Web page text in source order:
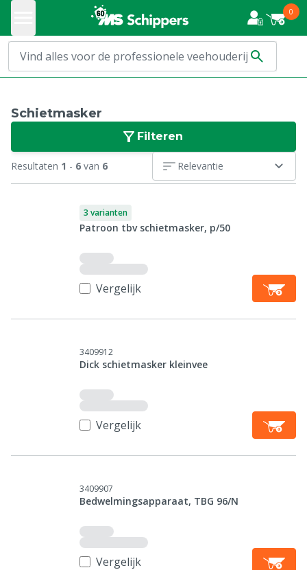
0
Schietmasker
Filteren
Resultaten 1 - 6 van 6 Relevantie
3 varianten
Patroon tbv schietmasker, p/50
Vergelijk
3409912
Dick schietmasker kleinvee
Vergelijk
3409907
Bedwelmingsapparaat, TBG 96/N
Vergelijk